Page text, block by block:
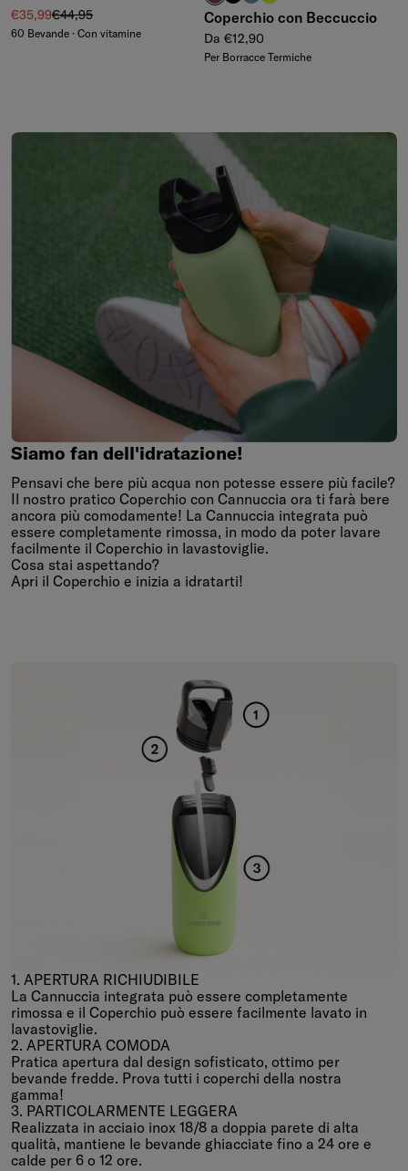
Prezzo di vendita
€35,99Prezzo regolare
€44,95
60 Bevande · Con vitamine
Coperchio con Beccuccio
Prezzo regolare
Da €12,90
Per Borracce Termiche
Siamo fan dell'idratazione!
Siamo fan dell'idratazione!
Pensavi che bere più acqua non potesse essere più facile?
Il nostro pratico Coperchio con Cannuccia ora ti farà bere
ancora più comodamente! La Cannuccia integrata può
essere completamente rimossa, in modo da poter lavare
facilmente il Coperchio in lavastoviglie.
Cosa stai aspettando?
Apri il Coperchio e inizia a idratarti!
1. APERTURA RICHIUDIBILE
La Cannuccia integrata può essere completamente
rimossa e il Coperchio può essere facilmente lavato in
lavastoviglie.
2. APERTURA COMODA
Pratica apertura dal design sofisticato, ottimo per
bevande fredde. Prova tutti i coperchi della nostra
gamma!
3. PARTICOLARMENTE LEGGERA
Realizzata in acciaio inox 18/8 a doppia parete di alta
qualità, mantiene le bevande ghiacciate fino a 24 ore e
calde per 6 o 12 ore.